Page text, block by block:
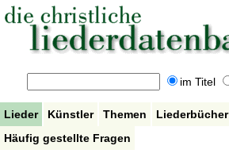
im Titel
Lieder Künstler Themen Liederbücher
Häufig gestellte Fragen